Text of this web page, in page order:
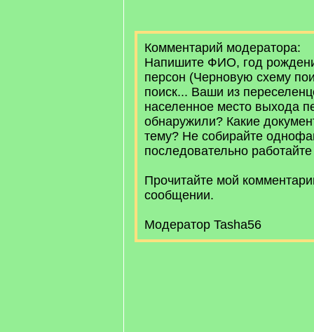
Комментарий модератора:
Напишите ФИО, год
персон (Черновую схему
поиск... Ваши из
населенное место выхода
обнаружили? Какие
тему? Не собирайте
последовательно
Прочитайте мой
сообщении.
Модератор Tasha56